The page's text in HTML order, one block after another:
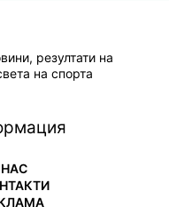
резултати на
на спорта